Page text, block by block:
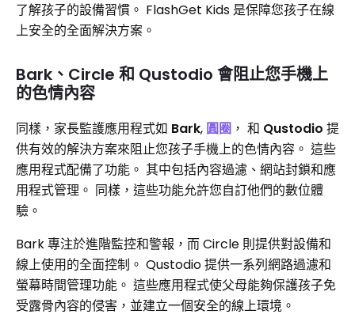
了解孩子的設備習慣。 FlashGet Kids 是保障您孩子在線
上安全的全面解決方案。
Bark、Circle 和 Qustodio 會阻止您手機上
的色情內容
同樣，家長監護應用程式如 Bark, 圓圈 ， 和 Qustodio 提
供有效的解決方案來阻止您孩子手機上的色情內容。 這些
應用程式配備了功能。 其中包括內容過濾、網站封鎖和應
用程式管理。 同樣，這些功能允許您自訂他們的數位體
驗。
Bark 專注於進階監控和警報，而 Circle 則提供對設備和
線上使用的全面控制。 Qustodio 提供一系列網路過濾和
螢幕時間管理功能。 這些應用程式使父母能夠保護孩子免
受露骨內容的侵害，並建立一個安全的線上環境。